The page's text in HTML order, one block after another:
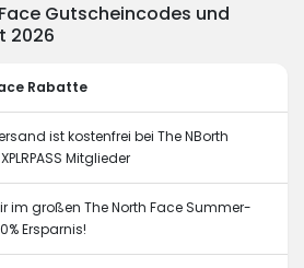
Gutscheincodes und
2026
Rabatte
ist kostenfrei bei The NBorth
Mitglieder
im großen The North Face Summer-
Ersparnis!